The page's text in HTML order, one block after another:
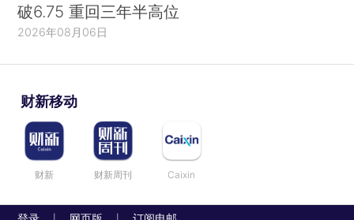
破6.75 重回三年半高位
2026年08月06日
财新移动
财新 财新周刊 Caixin